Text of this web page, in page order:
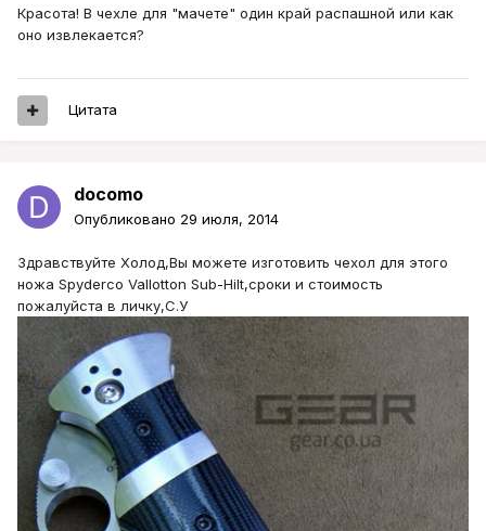
Красота! В чехле для "мачете" один край распашной или как
оно извлекается?
Цитата
docomo
Опубликовано 29 июля, 2014
Здравствуйте Холод,Вы можете изготовить чехол для этого
ножа Spyderco Vallotton Sub-Hilt,сроки и стоимость
пожалуйста в личку,С.У